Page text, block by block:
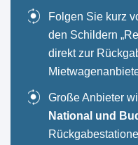
Folgen Sie kurz
den Schildern
direkt zur
Große Anbieter
National und